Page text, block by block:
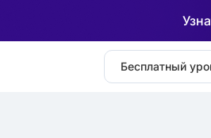
Бесплатный